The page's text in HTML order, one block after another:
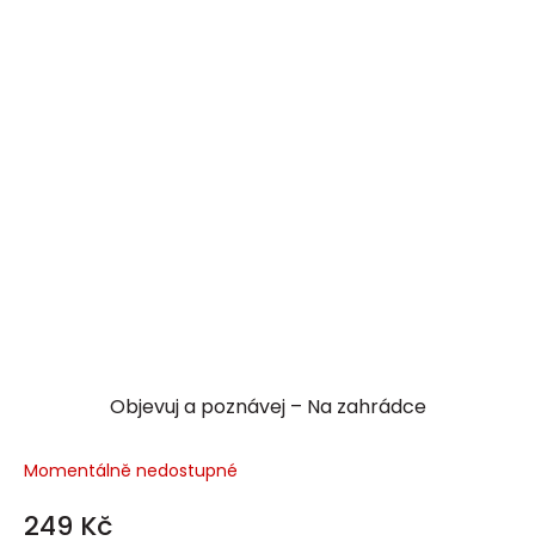
Objevuj a poznávej – Na zahrádce
Momentálně nedostupné
249 Kč